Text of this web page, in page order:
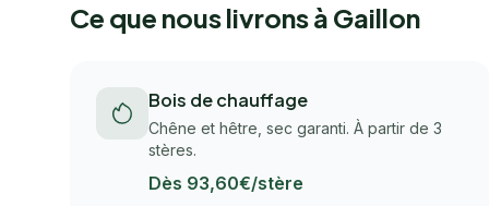
Ce que nous livrons à Gaillon
Bois de chauffage
Chêne et hêtre, sec garanti. À partir de 3
stères.
Dès 93,60€/stère